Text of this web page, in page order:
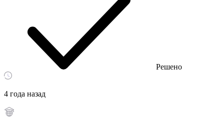
Решено
4 года назад